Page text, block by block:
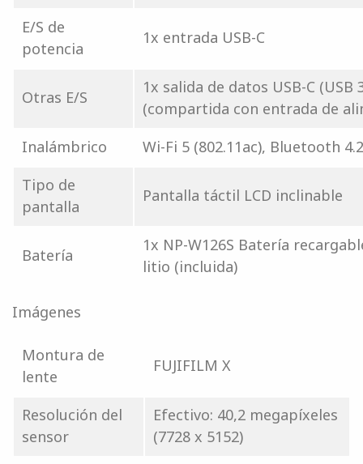
E/S de
potencia
1x entrada USB-C
Otras E/S
1x salida de datos USB-C (USB
(compartida con entrada de
Inalámbrico
Wi-Fi 5 (802.11ac), Bluetooth 4.2
Tipo de
pantalla
Pantalla táctil LCD inclinable
Batería
1x NP-W126S Batería
litio (incluida)
Imágenes
Montura de
lente
FUJIFILM X
Resolución del
sensor
Efectivo: 40,2 megapíxeles
(7728 x 5152)